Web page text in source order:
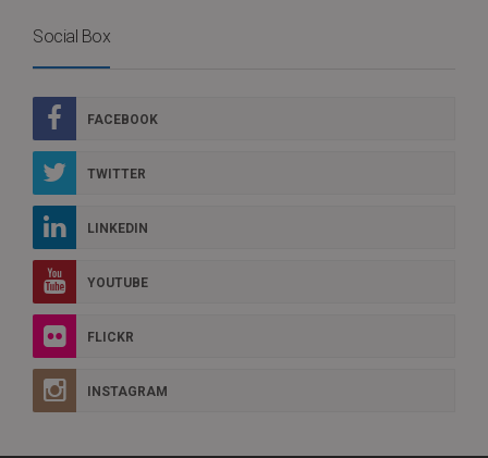
Social Box
FACEBOOK
TWITTER
LINKEDIN
YOUTUBE
FLICKR
INSTAGRAM